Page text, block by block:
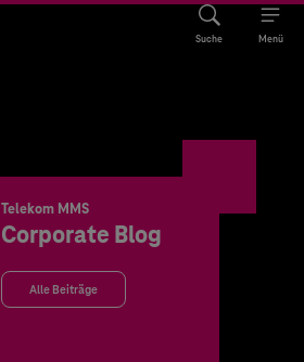
Suche Menü
Telekom MMS
Corporate Blog
Alle Beiträge